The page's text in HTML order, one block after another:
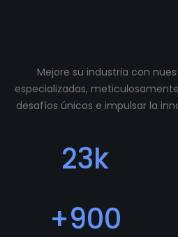
Mejore su industria con
especializadas,
desafíos únicos e impulsar la
23k
+900